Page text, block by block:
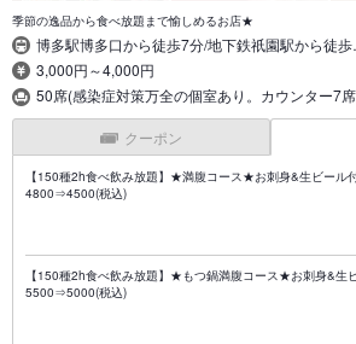
季節の逸品から食べ放題まで愉しめるお店★
博多駅博多口から徒歩7分/地下鉄祇園駅から徒
3,000円～4,000円
50席(感染症対策万全の個室あり。カウンター7
クーポン
【150種2h食べ飲み放題】★満腹コース★お刺身&生ビール
4800⇒4500(税込)
【150種2h食べ飲み放題】★もつ鍋満腹コース★お刺身&生
5500⇒5000(税込)